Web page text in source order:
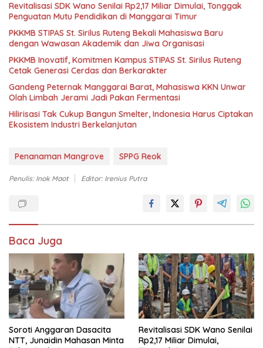
Revitalisasi SDK Wano Senilai Rp2,17 Miliar Dimulai, Tonggak
Penguatan Mutu Pendidikan di Manggarai Timur
PKKMB STIPAS St. Sirilus Ruteng Bekali Mahasiswa Baru
dengan Wawasan Akademik dan Jiwa Organisasi
PKKMB Inovatif, Komitmen Kampus STIPAS St. Sirilus Ruteng
Cetak Generasi Cerdas dan Berkarakter
Gandeng Peternak Manggarai Barat, Mahasiswa KKN Unwar
Olah Limbah Jerami Jadi Pakan Fermentasi
Hilirisasi Tak Cukup Bangun Smelter, Indonesia Harus Ciptakan
Ekosistem Industri Berkelanjutan
Penanaman Mangrove SPPG Reok
Penulis: Inok Maot Editor: Irenius Putra
Baca Juga
Soroti Anggaran Dasacita
NTT, Junaidin Mahasan Minta
Revitalisasi SDK Wano Senilai
Rp2,17 Miliar Dimulai,